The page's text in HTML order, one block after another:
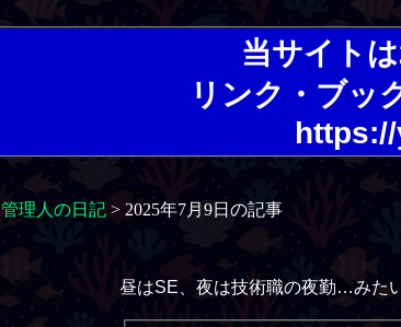
当サイト
リンク・ブッ
管理人の日記 > 2025年7月9日の記事
昼はSE、夜は技術職の夜勤…みた